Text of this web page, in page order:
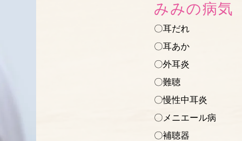
みみの病気
〇耳だれ
〇耳あか
〇外耳炎
〇難聴
〇慢性中耳炎
〇メニエール病
〇補聴器